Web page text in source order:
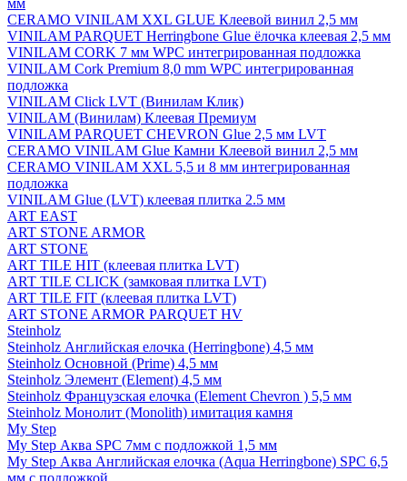
мм
CERAMO VINILAM XXL GLUE Клеевой винил 2,5 мм
VINILAM PARQUET Herringbone Glue ёлочка клеевая 2,5 мм
VINILAM CORK 7 мм WPC интегрированная подложка
VINILAM Cork Premium 8,0 mm WPC интегрированная
подложка
VINILAM Click LVT (Винилам Клик)
VINILAM (Винилам) Клеевая Премиум
VINILAM PARQUET CHEVRON Glue 2,5 мм LVT
CERAMO VINILAM Glue Камни Клеевой винил 2,5 мм
CERAMO VINILAM XXL 5,5 и 8 мм интегрированная
подложка
VINILAM Glue (LVT) клеевая плитка 2.5 мм
ART EAST
ART STONE ARMOR
ART STONE
ART TILE HIT (клеевая плитка LVT)
ART TILE CLICK (замковая плитка LVT)
ART TILE FIT (клеевая плитка LVT)
ART STONE ARMOR PARQUET HV
Steinholz
Steinholz Английская елочка (Herringbone) 4,5 мм
Steinholz Основной (Prime) 4,5 мм
Steinholz Элемент (Element) 4,5 мм
Steinholz Французская елочка (Element Chevron ) 5,5 мм
Steinholz Монолит (Monolith) имитация камня
My Step
My Step Аква SPC 7мм c подложкой 1,5 мм
My Step Аква Английская елочка (Aqua Herringbone) SPC 6,5
мм с подложкой